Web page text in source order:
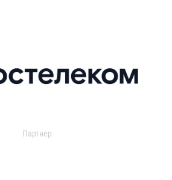
Партнер